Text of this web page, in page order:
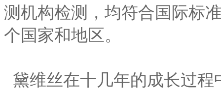
测机构检测，均符合国际标
个国家和地区。
黛维丝在十几年的成长过